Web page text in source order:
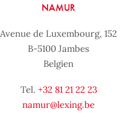
NAMUR
Avenue de Luxembourg, 152
B-5100 Jambes
Belgien
Tel. +32 81 21 22 23
namur@lexing.be